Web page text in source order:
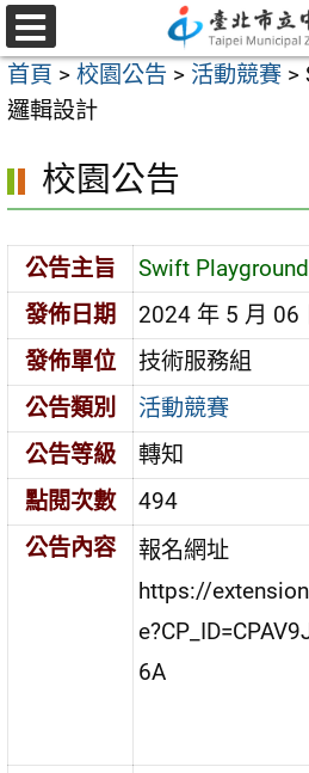
跳
至
主
要
容
選
單
首頁 > 校園公告 > 活動競賽 >
邏輯設計
校園公告
公告主旨
Swift
發佈日期
2024 年 5 月 06
發佈單位
技術服務組
公告類別
活動競賽
公告等級
轉知
點閱次數
494
公告內容
報名網址
https://
6A